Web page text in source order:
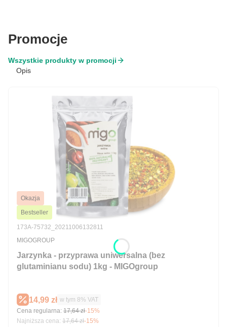
Promocje
Wszystkie produkty w promocji
Opis
Okazja
Bestseller
Kod produktu
173A-75732_20211006132811
Jarzynka - przyprawa uniwersalna (bez
glutaminianu sodu) 1kg - MIGOgroup
PRODUCENT
MIGOGROUP
Cena promocyjna brutto
14,99 zł w tym %s VAT
w tym 8% VAT
Cena regularna: 17,64 zł-15%
Najniższa cena: 17,64 zł-15%